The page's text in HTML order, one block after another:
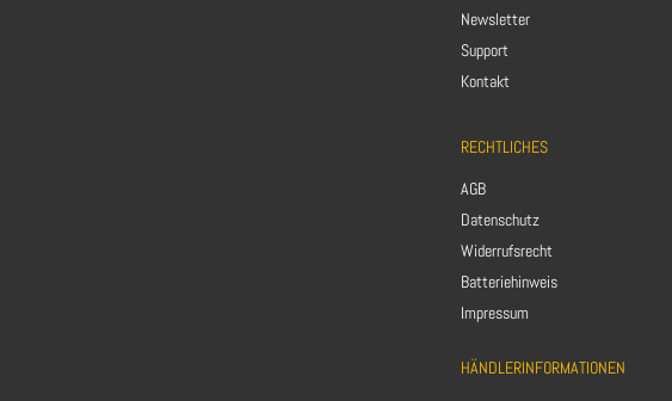
Newsletter
Support
Kontakt
RECHTLICHES
AGB
Datenschutz
Widerrufsrecht
Batteriehinweis
Impressum
HÄNDLERINFORMATIONEN